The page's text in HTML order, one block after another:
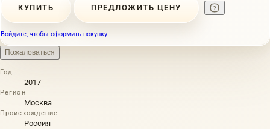
КУПИТЬ ПРЕДЛОЖИТЬ ЦЕНУ
Войдите, чтобы оформить покупку
Пожаловаться
Год
2017
Регион
Москва
Происхождение
Россия